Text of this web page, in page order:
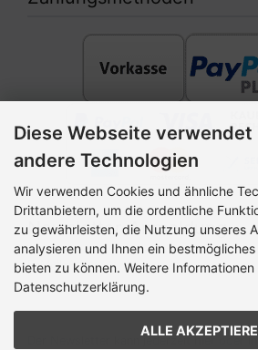
Newsletter-Anmeldung
E-Mail-Adresse:
Der Newsletter kann jederzeit hier oder in
Diese Webseite verwendet
andere Technologien
Wir verwenden Cookies und ähnliche
Drittanbietern, um die ordentliche
zu gewährleisten, die Nutzung unseres
analysieren und Ihnen ein
bieten zu können. Weitere
Datenschutzerklärung.
ALLE